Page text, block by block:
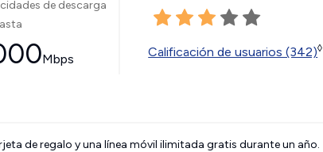
de descarga
Mbps Calificación de usuarios (342)◊
de regalo y una línea móvil ilimitada gratis durante un año.